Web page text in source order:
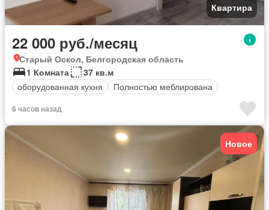
Квартира
22 000 руб./месяц
Старый Оскол, Белгородская область
1 Комната
37 кв.м
оборудованная кухня
Полностью меблирована
6 часов назад
Новое